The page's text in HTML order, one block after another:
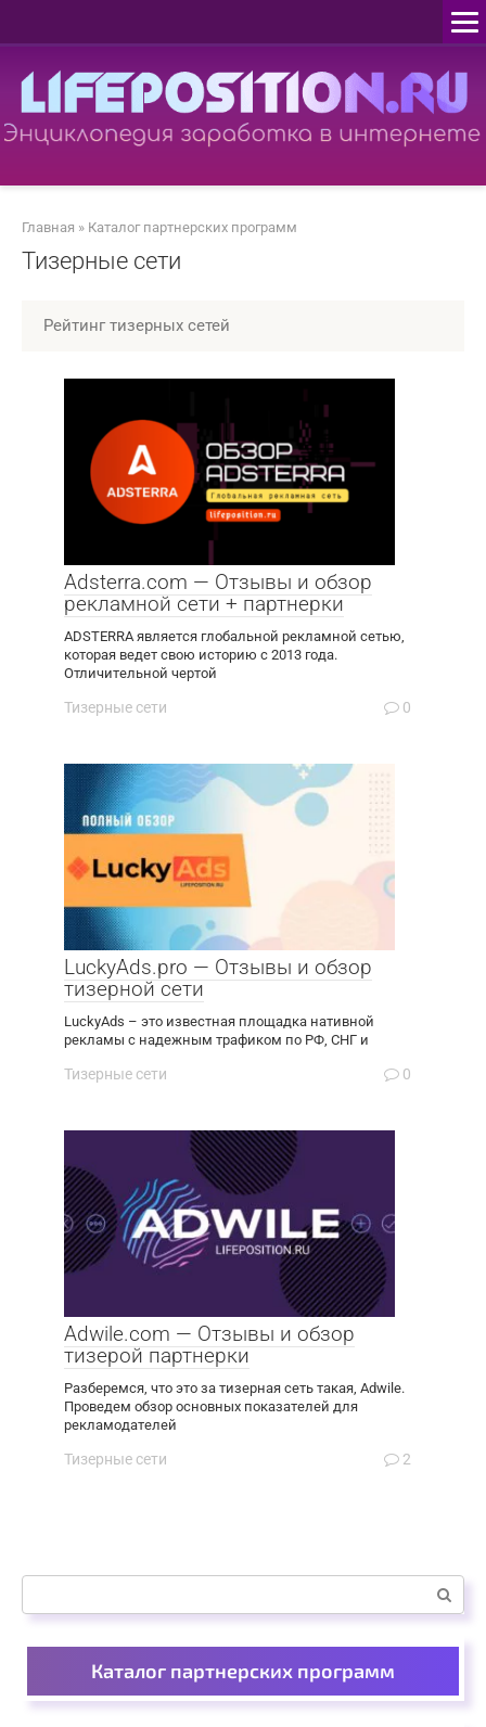
Главная » Каталог партнерских программ
Тизерные сети
Рейтинг тизерных сетей
Adsterra.com — Отзывы и обзор
рекламной сети + партнерки
ADSTERRA является глобальной рекламной сетью,
которая ведет свою историю с 2013 года.
Отличительной чертой
Тизерные сети 0
LuckyAds.pro — Отзывы и обзор
тизерной сети
LuckyAds – это известная площадка нативной
рекламы с надежным трафиком по РФ, СНГ и
Тизерные сети 0
Adwile.com — Отзывы и обзор
тизерой партнерки
Разберемся, что это за тизерная сеть такая, Adwile.
Проведем обзор основных показателей для
рекламодателей
Тизерные сети 2
Поиск:
Каталог партнерских программ